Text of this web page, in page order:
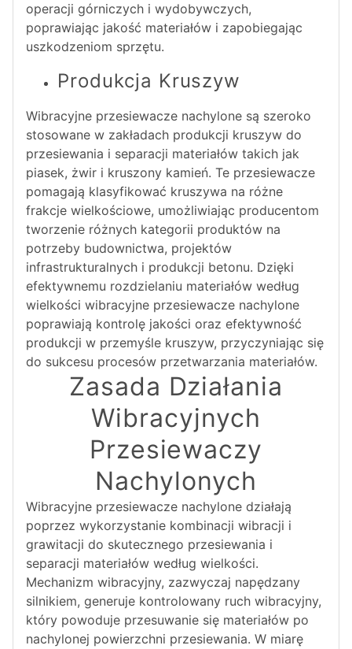
operacji górniczych i wydobywczych,
poprawiając jakość materiałów i zapobiegając
uszkodzeniom sprzętu.
Produkcja Kruszyw
Wibracyjne przesiewacze nachylone są szeroko
stosowane w zakładach produkcji kruszyw do
przesiewania i separacji materiałów takich jak
piasek, żwir i kruszony kamień. Te przesiewacze
pomagają klasyfikować kruszywa na różne
frakcje wielkościowe, umożliwiając producentom
tworzenie różnych kategorii produktów na
potrzeby budownictwa, projektów
infrastrukturalnych i produkcji betonu. Dzięki
efektywnemu rozdzielaniu materiałów według
wielkości wibracyjne przesiewacze nachylone
poprawiają kontrolę jakości oraz efektywność
produkcji w przemyśle kruszyw, przyczyniając się
do sukcesu procesów przetwarzania materiałów.
Zasada Działania
Wibracyjnych
Przesiewaczy
Nachylonych
Wibracyjne przesiewacze nachylone działają
poprzez wykorzystanie kombinacji wibracji i
grawitacji do skutecznego przesiewania i
separacji materiałów według wielkości.
Mechanizm wibracyjny, zazwyczaj napędzany
silnikiem, generuje kontrolowany ruch wibracyjny,
który powoduje przesuwanie się materiałów po
nachylonej powierzchni przesiewania. W miarę